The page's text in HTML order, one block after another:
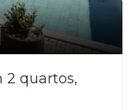
2 quartos,